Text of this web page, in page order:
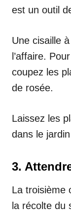
est un outil
Une cisaille
l’affaire.
coupez les
de rosée.
Laissez les
dans le
3.
La troisième
la récolte du